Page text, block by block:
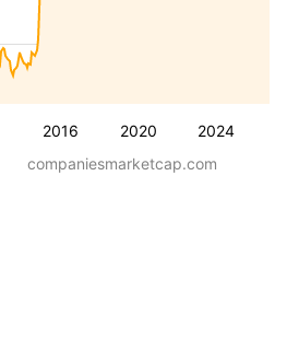
2016 2020 2024
companiesmarketcap.com